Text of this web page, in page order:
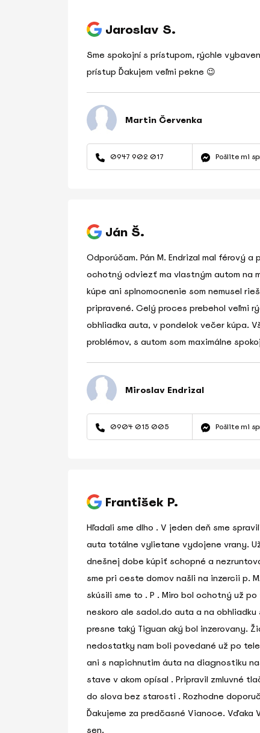
Jaroslav S.
Sme spokojní s prístupom, rýchle
prístup Ďakujem veľmi pekne 😉
Martin Červenka
0947 902 017 Pošlite mi
Ján Š.
Odporúčam. Pán M. Endrizal mal férový
ochotný odviezť ma vlastným autom na
kúpe ani splnomocnenie som nemusel
pripravené. Celý proces prebehol veľmi
obhliadka auta, v pondelok večer kúpa.
problémov, s autom som maximálne
Miroslav Endrizal
0904 015 005 Pošlite mi
František P.
Hľadali sme dlho . V jeden deň sme
auta totálne vylietane vydojene vrany.
dnešnej dobe kúpiť schopné a
sme pri ceste domov našli na inzercii p.
skúsili sme to . P . Miro bol ochotný už
neskoro ale sadol.do auta a na obhliadku
presne taký Tiguan aký bol inzerovany.
nedostatky nam boli povedané už po
ani s napichnutim áuta na diagnostiku
stave v akom opísal . Pripravil zmluvné
do slova bez starosti . Rozhodne
Ďakujeme za predčasné Vianoce. Vďaka
sen.